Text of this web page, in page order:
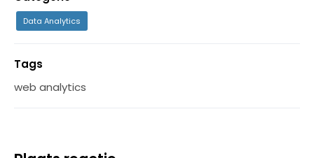
Data Analytics
Tags
web analytics